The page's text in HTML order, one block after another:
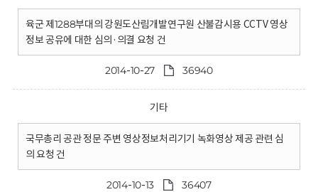
육군 제1288부대의 강원도산림개발연구원 산불감시용 CCTV 영상
정보 공유에 대한 심의·의결 요청 건
2014-10-27 36940
기타
국무총리 공관 정문 주변 영상정보처리기기 녹화영상 제공 관련 심
의 요청 건
2014-10-13 36407